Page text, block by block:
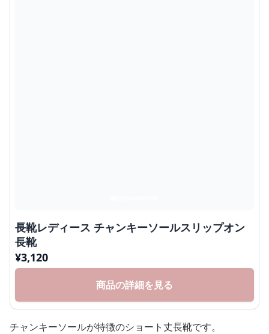
長靴レディース チャンキーソールスリップオン
長靴
¥3,120
商品の詳細を見る
チャンキーソールが特徴のショート丈長靴です。